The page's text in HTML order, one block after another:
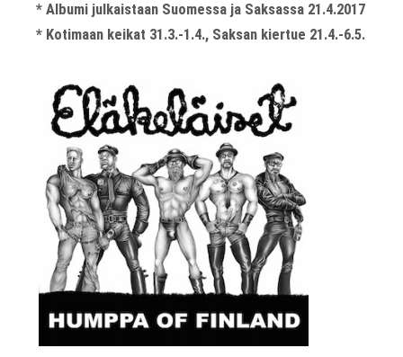
* Albumi julkaistaan Suomessa ja Saksassa 21.4.2017
* Kotimaan keikat 31.3.-1.4., Saksan kiertue 21.4.-6.5.